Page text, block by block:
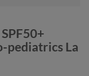
pediatrics La